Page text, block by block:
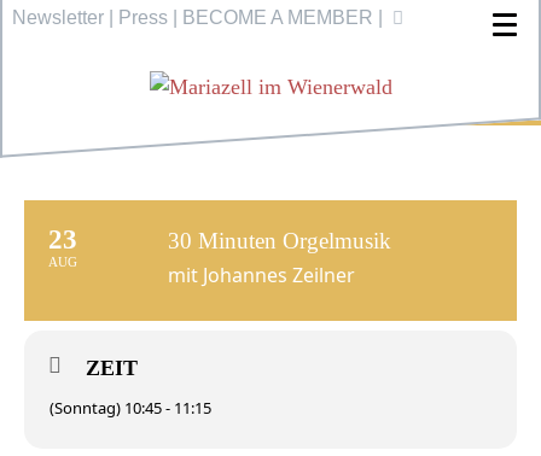
Newsletter Press BECOME A MEMBER
23
AUG
30 Minuten Orgelmusik
mit Johannes Zeilner
ZEIT
(Sonntag) 10:45 - 11:15